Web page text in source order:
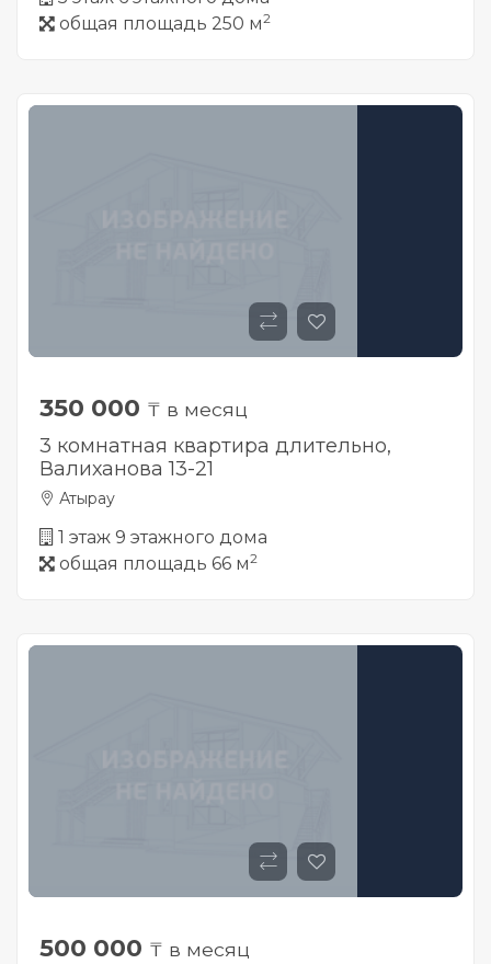
общая площадь 250 м2
350 000 ₸ в месяц
3 комнатная квартира длительно,
Валиханова 13-21
Атырау
1 этаж 9 этажного дома
общая площадь 66 м2
500 000 ₸ в месяц